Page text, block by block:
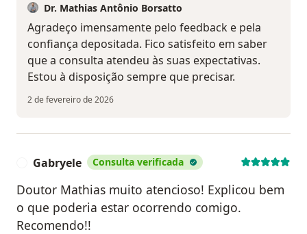
Dr. Mathias Antônio Borsatto
Agradeço imensamente pelo feedback e pela
confiança depositada. Fico satisfeito em saber
que a consulta atendeu às suas expectativas.
Estou à disposição sempre que precisar.
2 de fevereiro de 2026
Gabryele Consulta verificada
Doutor Mathias muito atencioso! Explicou bem
o que poderia estar ocorrendo comigo.
Recomendo!!